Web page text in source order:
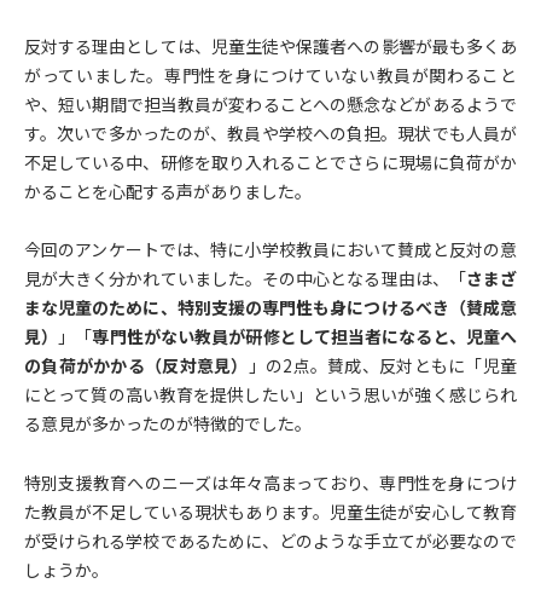
反対する理由としては、児童生徒や保護者への影響が最も多くあ
がっていました。専門性を身につけていない教員が関わること
や、短い期間で担当教員が変わることへの懸念などがあるようで
す。次いで多かったのが、教員や学校への負担。現状でも人員が
不足している中、研修を取り入れることでさらに現場に負荷がか
かることを心配する声がありました。
今回のアンケートでは、特に小学校教員において賛成と反対の意
見が大きく分かれていました。その中心となる理由は、「さまざ
まな児童のために、特別支援の専門性も身につけるべき（賛成意
見）
」「専門性がない教員が研修として担当者になると、児童へ
の負荷がかかる（反対意見）
」の2点。賛成、反対ともに「児童
にとって質の高い教育を提供したい」という思いが強く感じられ
る意見が多かったのが特徴的でした。
特別支援教育へのニーズは年々高まっており、専門性を身につけ
た教員が不足している現状もあります。児童生徒が安心して教育
が受けられる学校であるために、どのような手立てが必要なので
しょうか。